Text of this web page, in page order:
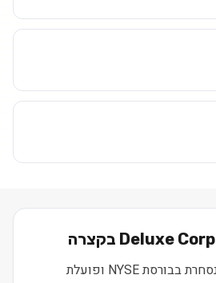
Deluxe Corp
Deluxe Corp (DLX) נסחרת בבורסת NYSE ופועלת